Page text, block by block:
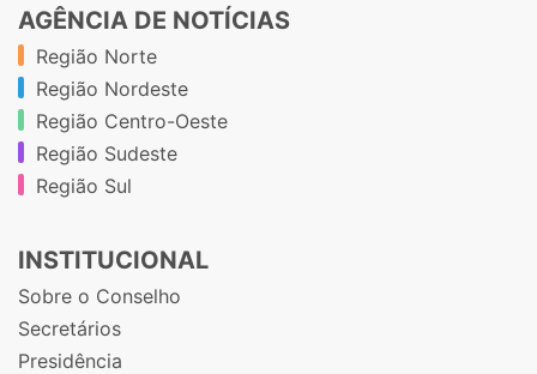
AGÊNCIA DE NOTÍCIAS
Região Norte
Região Nordeste
Região Centro-Oeste
Região Sudeste
Região Sul
INSTITUCIONAL
Sobre o Conselho
Secretários
Presidência